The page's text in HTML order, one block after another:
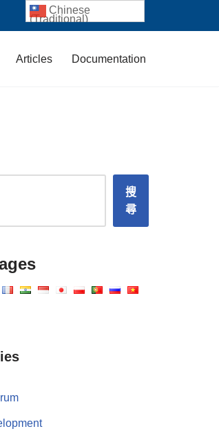
Articles Documentation
搜
尋
Chinese
(Traditional)